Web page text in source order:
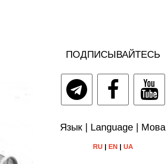
ПОДПИСЫВАЙТЕСЬ
Язык | Language | Мова
RU| EN| UA